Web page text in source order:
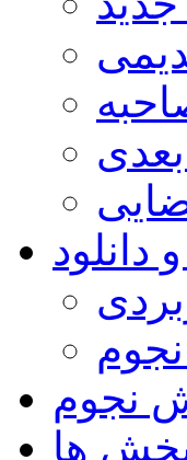
دانلود
نجوم
ها